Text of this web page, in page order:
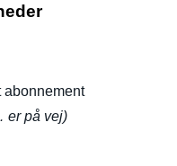
abonnement
er på vej)